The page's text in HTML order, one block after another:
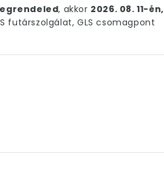
, akkor 2026. 08. 11-én,
futárszolgálat, GLS csomagpont